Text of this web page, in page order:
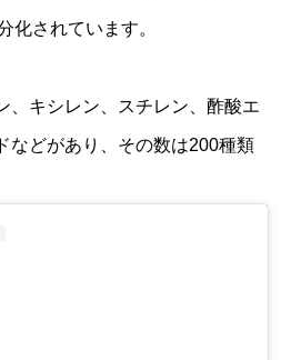
化されています。
、キシレン、スチレン、酢酸エ
などがあり、その数は200種類